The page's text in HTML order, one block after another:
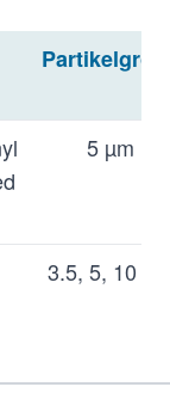
5 µm
3.5, 5, 10